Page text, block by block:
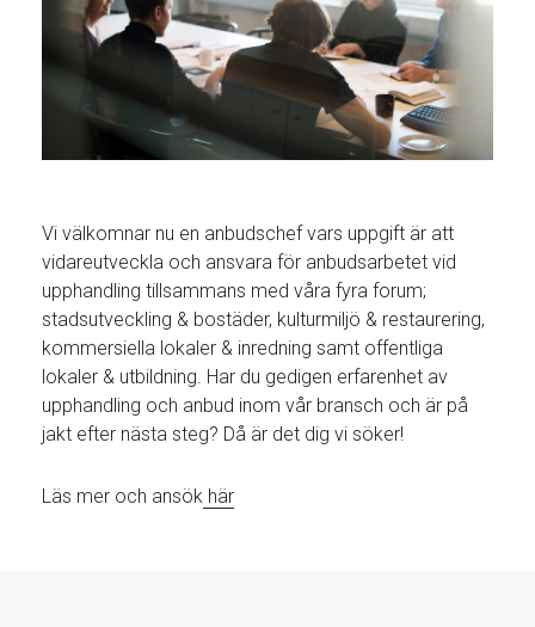
Vi välkomnar nu en anbudschef vars uppgift är att
vidareutveckla och ansvara för anbudsarbetet vid
upphandling tillsammans med våra fyra forum;
stadsutveckling & bostäder, kulturmiljö & restaurering,
kommersiella lokaler & inredning samt offentliga
lokaler & utbildning. Har du gedigen erfarenhet av
upphandling och anbud inom vår bransch och är på
jakt efter nästa steg? Då är det dig vi söker!
Läs mer och ansök här